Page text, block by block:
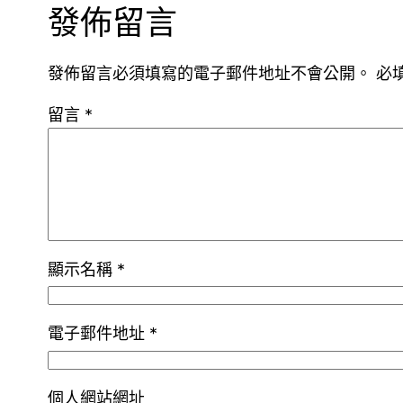
發佈留言
發佈留言必須填寫的電子郵件地址不會公開。 必
留言 *
顯示名稱 *
電子郵件地址 *
個人網站網址